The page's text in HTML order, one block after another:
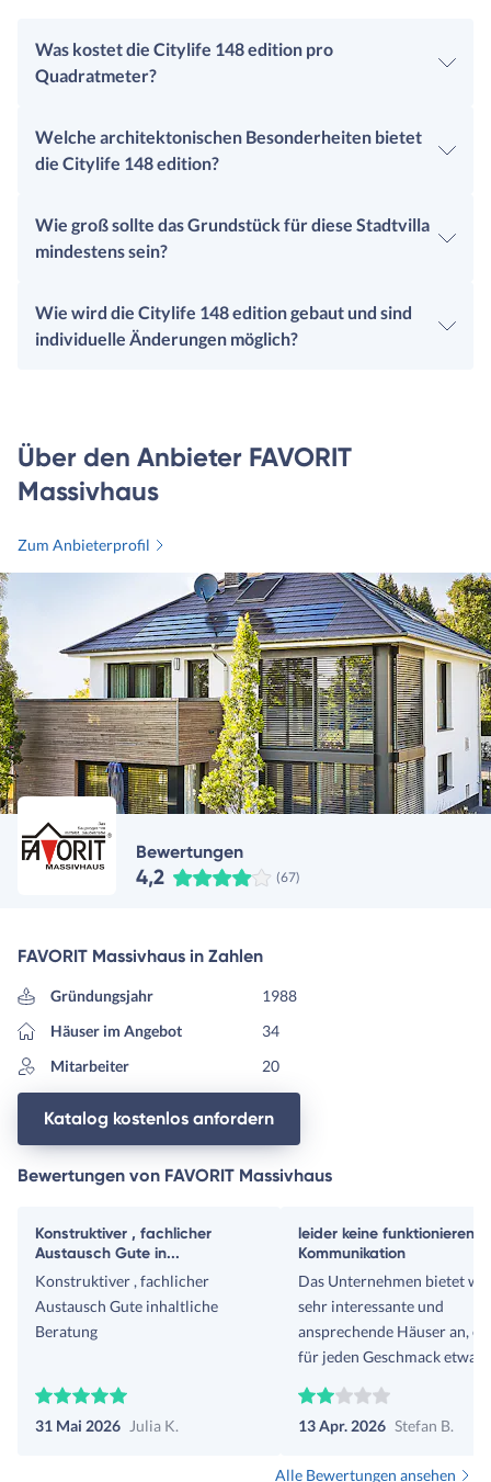
Was kostet die Citylife 148 edition pro
Quadratmeter?
Welche architektonischen Besonderheiten bietet
die Citylife 148 edition?
Wie groß sollte das Grundstück für diese Stadtvilla
mindestens sein?
Wie wird die Citylife 148 edition gebaut und sind
individuelle Änderungen möglich?
Über den Anbieter FAVORIT
Massivhaus
Zum Anbieterprofil
Bewertungen
4,2 (67)
FAVORIT Massivhaus in Zahlen
Gründungsjahr
1988
Häuser im Angebot
34
Mitarbeiter
20
Katalog kostenlos anfordern
Bewertungen von FAVORIT Massivhaus
Konstruktiver , fachlicher
Austausch Gute in...
Konstruktiver , fachlicher
Austausch Gute inhaltliche
Beratung
31 Mai 2026 Julia K.
leider keine
Kommunikation
Das Unternehmen bietet
sehr interessante und
ansprechende Häuser an, es
für jeden Geschmack etwas
übersichtlich und
aufgebaut und auch an der
13 Apr. 2026 Stefan B.
Alle Bewertungen ansehen